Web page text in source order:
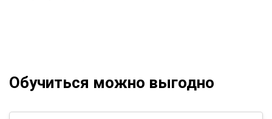
Обучиться можно выгодно